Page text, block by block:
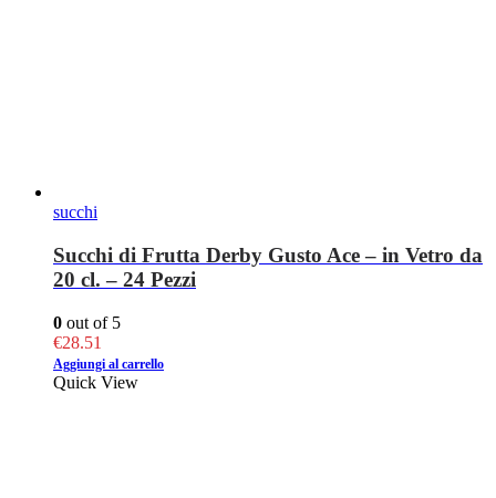
succhi
Succhi di Frutta Derby Gusto Ace – in Vetro da
20 cl. – 24 Pezzi
0 out of 5
€28.51
Aggiungi al carrello
Quick View